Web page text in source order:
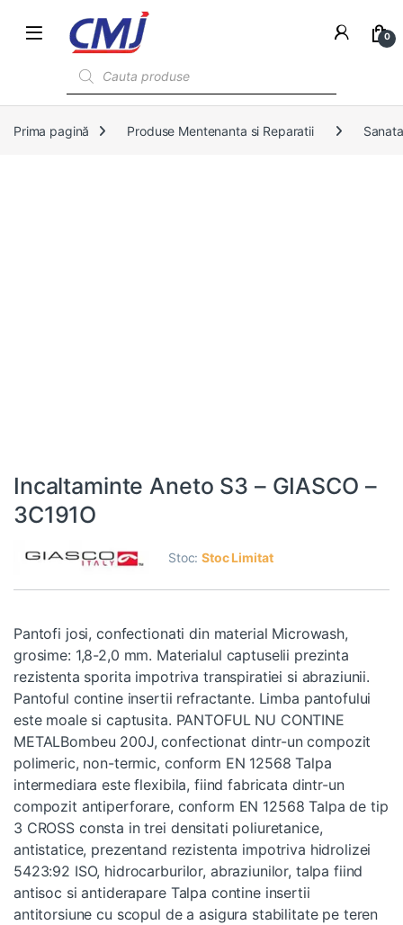
0
Prima pagină Produse Mentenanta si Reparatii
Incaltaminte Aneto S3 – GIASCO –
3C191O
Stoc:Stoc Limitat
Pantofi josi, confectionati din material Microwash,
grosime: 1,8-2,0 mm. Materialul captuselii prezinta
rezistenta sporita impotriva transpiratiei si abraziunii.
Pantoful contine insertii refractante. Limba pantofului
este moale si captusita. PANTOFUL NU CONTINE
METALBombeu 200J, confectionat dintr-un compozit
polimeric, non-termic, conform EN 12568 Talpa
intermediara este flexibila, fiind fabricata dintr-un
compozit antiperforare, conform EN 12568 Talpa de tip
3 CROSS consta in trei densitati poliuretanice,
antistatice, prezentand rezistenta impotriva hidrolizei
5423:92 ISO, hidrocarburilor, abraziunilor, talpa fiind
antisoc si antiderapare Talpa contine insertii
antitorsiune cu scopul de a asigura stabilitate pe teren